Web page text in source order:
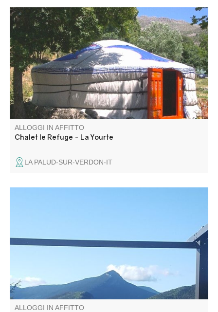
Allo Chalet le Refuge, nel Parco Naturale Regionale del
Verdon, a 1300 metri di altitudine, Luce Martin vi accoglie
in un vero e proprio piccolo paradiso nel cuore della
natura: yurte, chalet, roulotte gitane… Lasciatevi tentare!
ALLOGGI IN AFFITTO
Chalet le Refuge - La Yourte
LA PALUD-SUR-VERDON-IT
ALLOGGI IN AFFITTO